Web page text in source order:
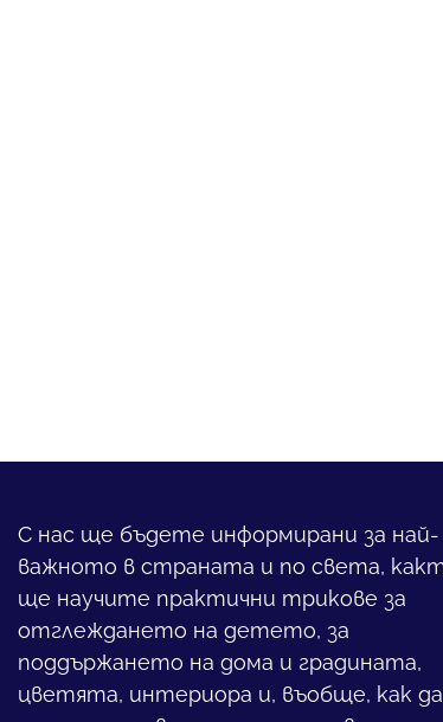
С нас ще бъдете информирани за най-
важното в страната и по света,
ще научите практични трикове за
отглеждането на детето, за
поддържането на дома и градината,
цветята, интериора и, въобще, как да